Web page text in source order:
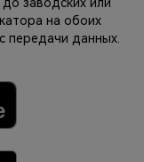
на обоих
передачи данных.